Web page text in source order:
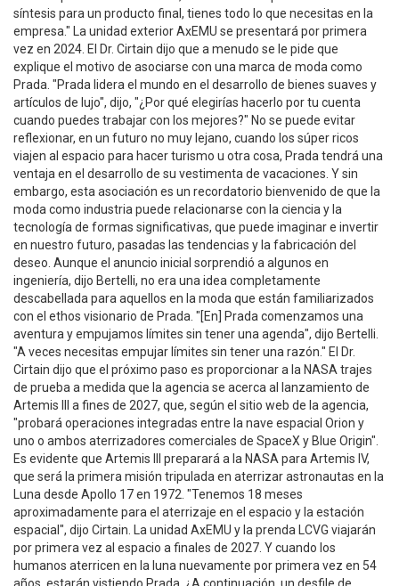
síntesis para un producto final, tienes todo lo que necesitas en la
empresa." La unidad exterior AxEMU se presentará por primera
vez en 2024. El Dr. Cirtain dijo que a menudo se le pide que
explique el motivo de asociarse con una marca de moda como
Prada. "Prada lidera el mundo en el desarrollo de bienes suaves y
artículos de lujo", dijo, "¿Por qué elegirías hacerlo por tu cuenta
cuando puedes trabajar con los mejores?" No se puede evitar
reflexionar, en un futuro no muy lejano, cuando los súper ricos
viajen al espacio para hacer turismo u otra cosa, Prada tendrá una
ventaja en el desarrollo de su vestimenta de vacaciones. Y sin
embargo, esta asociación es un recordatorio bienvenido de que la
moda como industria puede relacionarse con la ciencia y la
tecnología de formas significativas, que puede imaginar e invertir
en nuestro futuro, pasadas las tendencias y la fabricación del
deseo. Aunque el anuncio inicial sorprendió a algunos en
ingeniería, dijo Bertelli, no era una idea completamente
descabellada para aquellos en la moda que están familiarizados
con el ethos visionario de Prada. "[En] Prada comenzamos una
aventura y empujamos límites sin tener una agenda", dijo Bertelli.
"A veces necesitas empujar límites sin tener una razón." El Dr.
Cirtain dijo que el próximo paso es proporcionar a la NASA trajes
de prueba a medida que la agencia se acerca al lanzamiento de
Artemis III a fines de 2027, que, según el sitio web de la agencia,
"probará operaciones integradas entre la nave espacial Orion y
uno o ambos aterrizadores comerciales de SpaceX y Blue Origin".
Es evidente que Artemis III preparará a la NASA para Artemis IV,
que será la primera misión tripulada en aterrizar astronautas en la
Luna desde Apollo 17 en 1972. "Tenemos 18 meses
aproximadamente para el aterrizaje en el espacio y la estación
espacial", dijo Cirtain. La unidad AxEMU y la prenda LCVG viajarán
por primera vez al espacio a finales de 2027. Y cuando los
humanos aterricen en la luna nuevamente por primera vez en 54